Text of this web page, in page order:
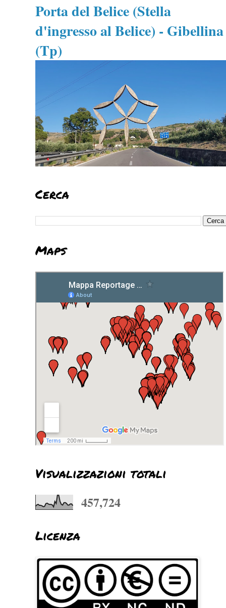
Porta del Belice (Stella
d'ingresso al Belice) - Gibellina
(Tp)
Cerca
Maps
Visualizzazioni totali
457,724
Licenza